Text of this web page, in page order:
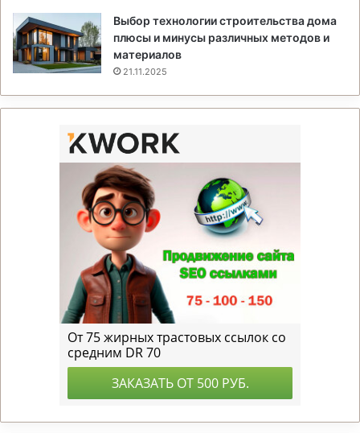
Выбор технологии строительства дома
плюсы и минусы различных методов и
материалов
21.11.2025